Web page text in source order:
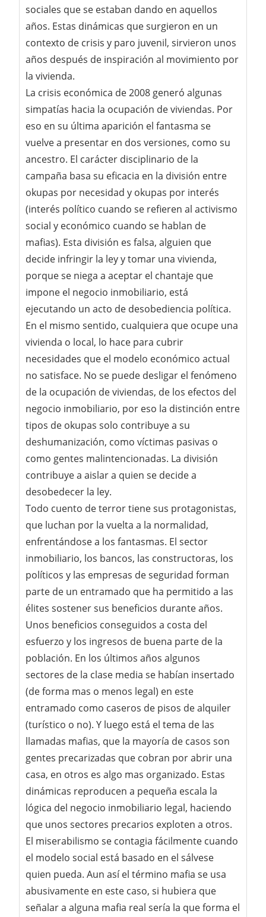
sociales que se estaban dando en aquellos
años. Estas dinámicas que surgieron en un
contexto de crisis y paro juvenil, sirvieron unos
años después de inspiración al movimiento por
la vivienda.
La crisis económica de 2008 generó algunas
simpatías hacia la ocupación de viviendas. Por
eso en su última aparición el fantasma se
vuelve a presentar en dos versiones, como su
ancestro. El carácter disciplinario de la
campaña basa su eficacia en la división entre
okupas por necesidad y okupas por interés
(interés político cuando se refieren al activismo
social y económico cuando se hablan de
mafias). Esta división es falsa, alguien que
decide infringir la ley y tomar una vivienda,
porque se niega a aceptar el chantaje que
impone el negocio inmobiliario, está
ejecutando un acto de desobediencia política.
En el mismo sentido, cualquiera que ocupe una
vivienda o local, lo hace para cubrir
necesidades que el modelo económico actual
no satisface. No se puede desligar el fenómeno
de la ocupación de viviendas, de los efectos del
negocio inmobiliario, por eso la distinción entre
tipos de okupas solo contribuye a su
deshumanización, como víctimas pasivas o
como gentes malintencionadas. La división
contribuye a aislar a quien se decide a
desobedecer la ley.
Todo cuento de terror tiene sus protagonistas,
que luchan por la vuelta a la normalidad,
enfrentándose a los fantasmas. El sector
inmobiliario, los bancos, las constructoras, los
políticos y las empresas de seguridad forman
parte de un entramado que ha permitido a las
élites sostener sus beneficios durante años.
Unos beneficios conseguidos a costa del
esfuerzo y los ingresos de buena parte de la
población. En los últimos años algunos
sectores de la clase media se habían insertado
(de forma mas o menos legal) en este
entramado como caseros de pisos de alquiler
(turístico o no). Y luego está el tema de las
llamadas mafias, que la mayoría de casos son
gentes precarizadas que cobran por abrir una
casa, en otros es algo mas organizado. Estas
dinámicas reproducen a pequeña escala la
lógica del negocio inmobiliario legal, haciendo
que unos sectores precarios exploten a otros.
El miserabilismo se contagia fácilmente cuando
el modelo social está basado en el sálvese
quien pueda. Aun así el término mafia se usa
abusivamente en este caso, si hubiera que
señalar a alguna mafia real sería la que forma el